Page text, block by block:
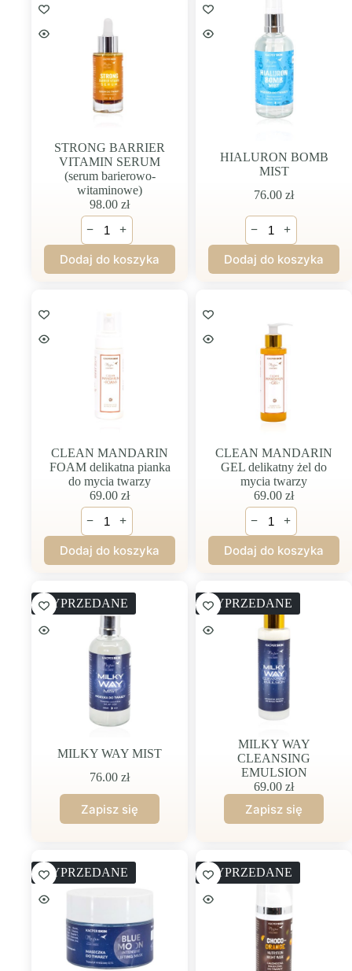
głowy)
EOP)
STRONG BARRIER
VITAMIN SERUM
(serum barierowo-
witaminowe)
98.00 zł
ilość
STRONG
BARRIER
VITAMIN
SERUM
witaminowe)
− +
Dodaj do koszyka
HIALURON BOMB
MIST
76.00 zł
ilość
HIALURON
BOMB
MIST
− +
Dodaj do koszyka
CLEAN MANDARIN
FOAM delikatna pianka
do mycia twarzy
69.00 zł
ilość
CLEAN
MANDARIN
FOAM
delikatna
do
mycia
twarzy
− +
Dodaj do koszyka
CLEAN MANDARIN
GEL delikatny żel do
mycia twarzy
69.00 zł
ilość
CLEAN
MANDARIN
GEL
delikatny
do
mycia
twarzy
− +
Dodaj do koszyka
WYPRZEDANE
MILKY WAY MIST
76.00 zł
WYPRZEDANE
MILKY WAY
CLEANSING
EMULSION
69.00 zł
WYPRZEDANE WYPRZEDANE